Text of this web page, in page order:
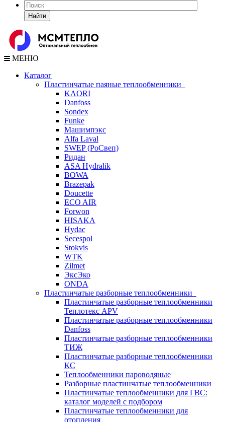
Найти
МЕНЮ
Каталог
Пластинчатые паяные теплообменники
KAORI
Danfoss
Sondex
Funke
Машимпэкс
Alfa Laval
SWEP (РоСвеп)
Ридан
ASA Hydralik
BOWA
Brazepak
Doucette
ECO AIR
Forwon
HISAKA
Hydac
Secespol
Stokvis
WTK
Zilmet
ЭксЭко
ONDA
Пластинчатые разборные теплообменники
Пластинчатые разборные теплообменники
Теплотекс APV
Пластинчатые разборные теплообменники
Danfoss
Пластинчатые разборные теплообменники
ТИЖ
Пластинчатые разборные теплообменники
КC
Теплообменники пароводяные
Разборные пластинчатые теплообменники
Пластинчатые теплообменники для ГВС:
каталог моделей с подбором
Пластинчатые теплообменники для
отопления